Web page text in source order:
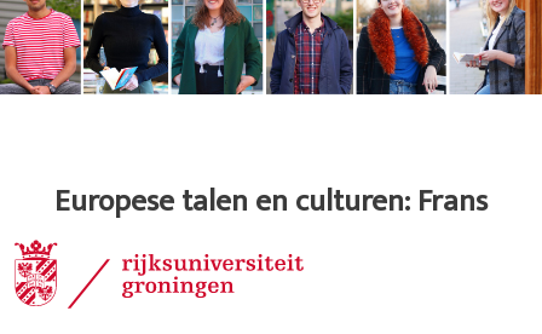
Europese talen en culturen: Frans